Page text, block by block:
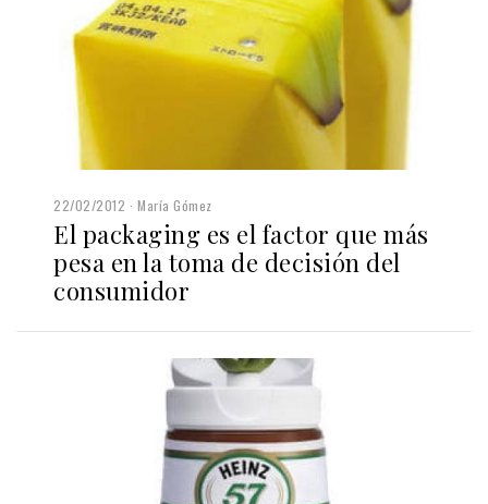
22/02/2012 María Gómez
El packaging es el factor que más
pesa en la toma de decisión del
consumidor